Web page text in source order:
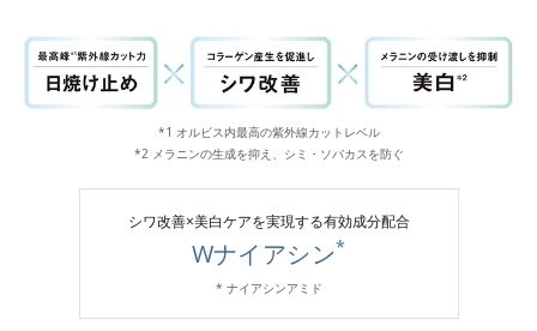
*1 オルビス内最高の紫外線カットレベル
*2 メラニンの生成を抑え、シミ・ソバカスを防ぐ
シワ改善×美白ケアを実現する有効成分配合
Wナイアシン*
* ナイアシンアミド